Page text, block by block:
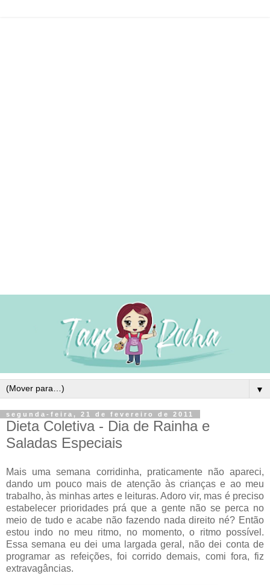
▼
segunda-feira, 21 de fevereiro de 2011
Dieta Coletiva - Dia de Rainha e
Saladas Especiais
Mais uma semana corridinha, praticamente não apareci,
dando um pouco mais de atenção às crianças e ao meu
trabalho, às minhas artes e leituras. Adoro vir, mas é preciso
estabelecer prioridades prá que a gente não se perca no
meio de tudo e acabe não fazendo nada direito né? Então
estou indo no meu ritmo, no momento, o ritmo possível.
Essa semana eu dei uma largada geral, não dei conta de
programar as refeições, foi corrido demais, comi fora, fiz
extravagâncias.